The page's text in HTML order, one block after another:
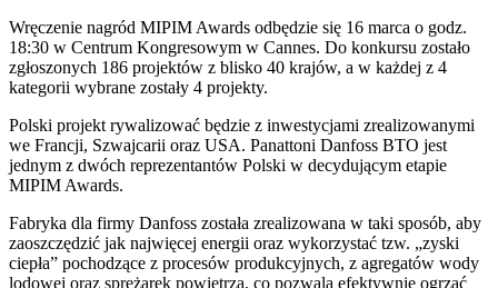
Wręczenie nagród MIPIM Awards odbędzie się 16 marca o godz.
18:30 w Centrum Kongresowym w Cannes. Do konkursu zostało
zgłoszonych 186 projektów z blisko 40 krajów, a w każdej z 4
kategorii wybrane zostały 4 projekty.
Polski projekt rywalizować będzie z inwestycjami zrealizowanymi
we Francji, Szwajcarii oraz USA. Panattoni Danfoss BTO jest
jednym z dwóch reprezentantów Polski w decydującym etapie
MIPIM Awards.
Fabryka dla firmy Danfoss została zrealizowana w taki sposób, aby
zaoszczędzić jak najwięcej energii oraz wykorzystać tzw. „zyski
ciepła” pochodzące z procesów produkcyjnych, z agregatów wody
lodowej oraz sprężarek powietrza, co pozwala efektywnie ogrzać